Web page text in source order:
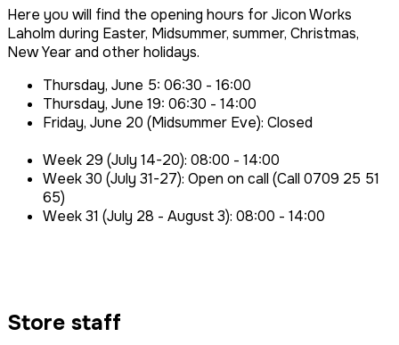
Here you will find the opening hours for Jicon Works
Laholm during Easter, Midsummer, summer, Christmas,
New Year and other holidays.
Thursday, June 5: 06:30 - 16:00
Thursday, June 19: 06:30 - 14:00
Friday, June 20 (Midsummer Eve): Closed
Week 29 (July 14-20): 08:00 - 14:00
Week 30 (July 31-27): Open on call (Call 0709 25 51
65)
Week 31 (July 28 - August 3): 08:00 - 14:00
Store staff